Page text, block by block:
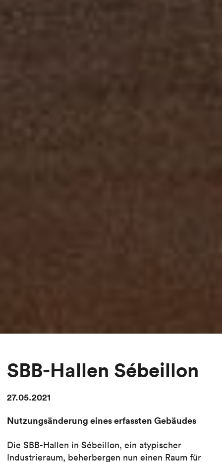
SBB-Hallen Sébeillon
27.05.2021
Nutzungsänderung eines erfassten Gebäudes
Die SBB-Hallen in Sébeillon, ein atypischer
Industrieraum, beherbergen nun einen Raum für